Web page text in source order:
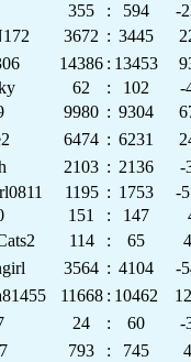
355 : 594
-
3672 : 3445
14386 : 13453
62 : 102
-
9980 : 9304
6474 : 6231
2103 : 2136
-
1195 : 1753
-
151 : 147
114 : 65
3564 : 4104
-
11668 : 10462
24 : 60
-
793 : 745